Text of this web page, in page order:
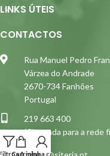
LINKS ÚTEIS
CONTACTOS
Rua Manuel Pedro
Várzea do Andrade
2670-734 Fanhões
Portugal
219 663 400
(Chamada para a rede
Carrinho
A minha conta